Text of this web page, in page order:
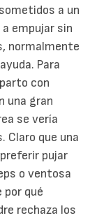
a un
empujar sin
normalmente
Para
con
una gran
se vería
Claro que una
pujar
o ventosa
por qué
rechaza los